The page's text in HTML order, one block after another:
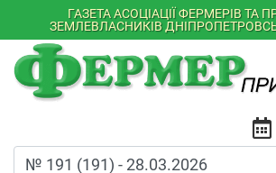
ГАЗЕТА АСОЦІАЦІЇ ФЕРМЕРІВ ТА
ЗЕМЛЕВЛАСНИКІВ